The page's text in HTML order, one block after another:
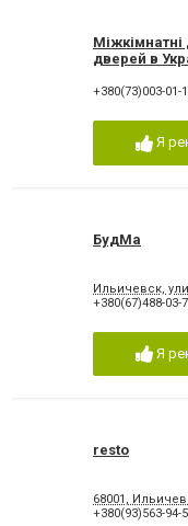
дверей в
+380(73)003-01-
Я
БудМа
Ильичевск,
+380(67)488-03-
Я
resto
68001,
+380(93)563-94-